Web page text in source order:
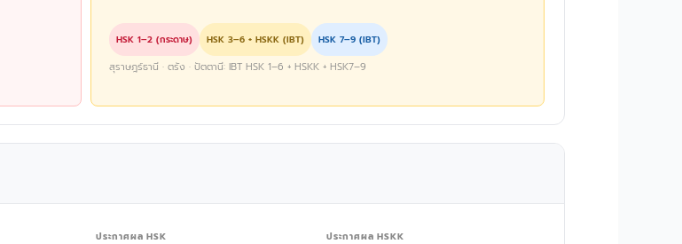
HSK 1–2 (กระดาษ) HSK 3–6 + HSKK (IBT) HSK 7–9 (IBT)
สุราษฎร์ธานี · ตรัง · ปัตตานี: IBT HSK 1–6 + HSKK + HSK7–9
ประกาศผล HSK ประกาศผล HSKK